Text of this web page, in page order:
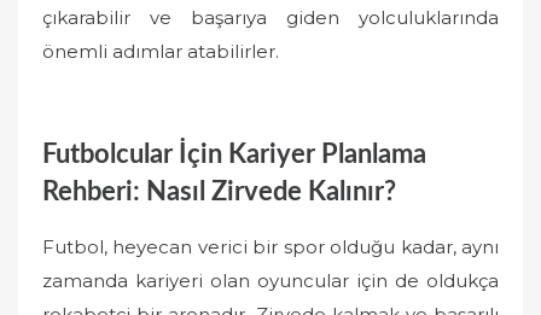
çıkarabilir ve başarıya giden yolculuklarında
önemli adımlar atabilirler.
Futbolcular İçin Kariyer Planlama
Rehberi: Nasıl Zirvede Kalınır?
Futbol, heyecan verici bir spor olduğu kadar, aynı
zamanda kariyeri olan oyuncular için de oldukça